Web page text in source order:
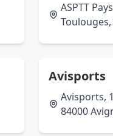
ASPTT
Avisports
Avisports,
84000